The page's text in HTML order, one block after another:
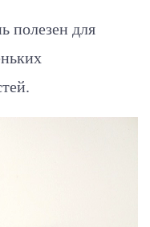
полезен для